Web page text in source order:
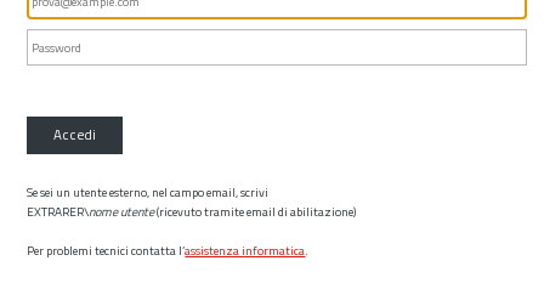
Accedi
Se sei un utente esterno, nel campo email, scrivi
EXTRARER\nome utente(ricevuto tramite email di abilitazione)
Per problemi tecnici contatta l’assistenza informatica.